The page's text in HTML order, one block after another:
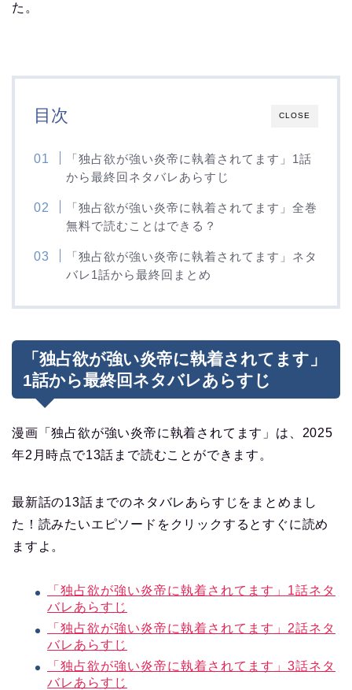
た。
CLOSE
目次
「独占欲が強い炎帝に執着されてます」1話
から最終回ネタバレあらすじ
「独占欲が強い炎帝に執着されてます」全巻
無料で読むことはできる？
「独占欲が強い炎帝に執着されてます」ネタ
バレ1話から最終回まとめ
「独占欲が強い炎帝に執着されてます」
1話から最終回ネタバレあらすじ
漫画「独占欲が強い炎帝に執着されてます」は、2025
年2月時点で13話まで読むことができます。
最新話の13話までのネタバレあらすじをまとめまし
た！読みたいエピソードをクリックするとすぐに読め
ますよ。
「独占欲が強い炎帝に執着されてます」1話ネタ
バレあらすじ
「独占欲が強い炎帝に執着されてます」2話ネタ
バレあらすじ
「独占欲が強い炎帝に執着されてます」3話ネタ
バレあらすじ